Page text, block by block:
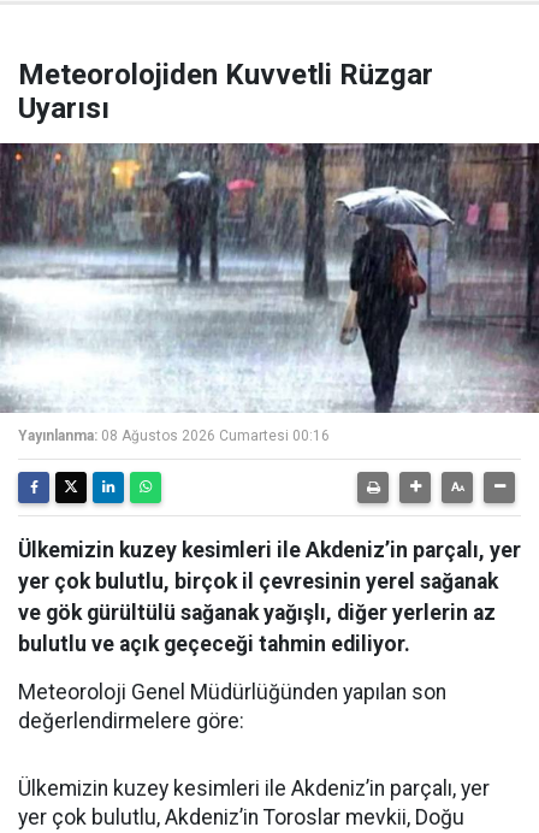
Meteorolojiden Kuvvetli Rüzgar
Uyarısı
Yayınlanma: 08 Ağustos 2026 Cumartesi 00:16
Ülkemizin kuzey kesimleri ile Akdeniz’in parçalı, yer
yer çok bulutlu, birçok il çevresinin yerel sağanak
ve gök gürültülü sağanak yağışlı, diğer yerlerin az
bulutlu ve açık geçeceği tahmin ediliyor.
Meteoroloji Genel Müdürlüğünden yapılan son
değerlendirmelere göre:
Ülkemizin kuzey kesimleri ile Akdeniz’in parçalı, yer
yer çok bulutlu, Akdeniz’in Toroslar mevkii, Doğu